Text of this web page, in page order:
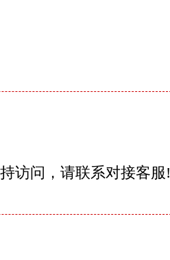
访问，请联系对接客服!